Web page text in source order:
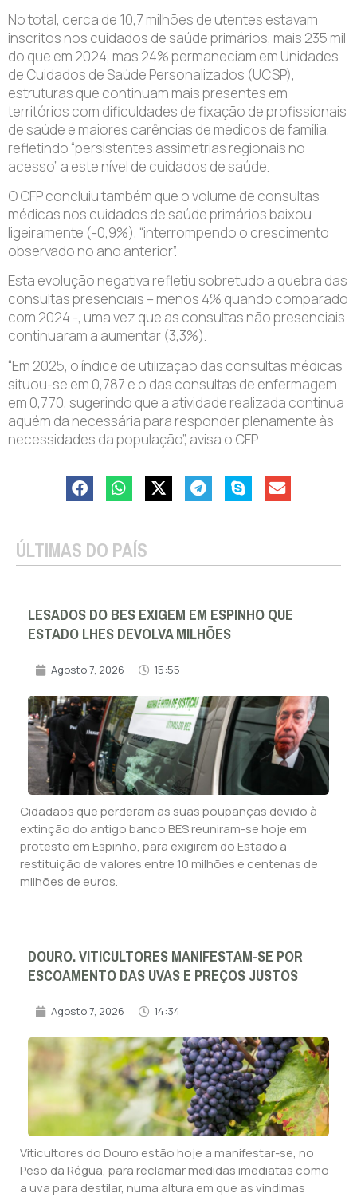
No total, cerca de 10,7 milhões de utentes estavam
inscritos nos cuidados de saúde primários, mais 235 mil
do que em 2024, mas 24% permaneciam em Unidades
de Cuidados de Saúde Personalizados (UCSP),
estruturas que continuam mais presentes em
territórios com dificuldades de fixação de profissionais
de saúde e maiores carências de médicos de família,
refletindo “persistentes assimetrias regionais no
acesso” a este nível de cuidados de saúde.
O CFP concluiu também que o volume de consultas
médicas nos cuidados de saúde primários baixou
ligeiramente (-0,9%), “interrompendo o crescimento
observado no ano anterior”.
Esta evolução negativa refletiu sobretudo a quebra das
consultas presenciais – menos 4% quando comparado
com 2024 -, uma vez que as consultas não presenciais
continuaram a aumentar (3,3%).
“Em 2025, o índice de utilização das consultas médicas
situou-se em 0,787 e o das consultas de enfermagem
em 0,770, sugerindo que a atividade realizada continua
aquém da necessária para responder plenamente às
necessidades da população”, avisa o CFP.
ÚLTIMAS DO PAÍS
LESADOS DO BES EXIGEM EM ESPINHO QUE
ESTADO LHES DEVOLVA MILHÕES
Agosto 7, 2026 15:55
Cidadãos que perderam as suas poupanças devido à
extinção do antigo banco BES reuniram-se hoje em
protesto em Espinho, para exigirem do Estado a
restituição de valores entre 10 milhões e centenas de
milhões de euros.
DOURO. VITICULTORES MANIFESTAM-SE POR
ESCOAMENTO DAS UVAS E PREÇOS JUSTOS
Agosto 7, 2026 14:34
Viticultores do Douro estão hoje a manifestar-se, no
Peso da Régua, para reclamar medidas imediatas como
a uva para destilar, numa altura em que as vindimas